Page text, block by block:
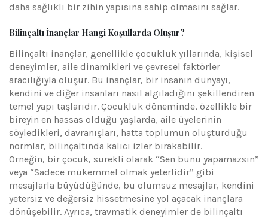
daha sağlıklı bir zihin yapısına sahip olmasını sağlar.
Bilinçaltı İnançlar Hangi Koşullarda Oluşur?
Bilinçaltı inançlar, genellikle çocukluk yıllarında, kişisel
deneyimler, aile dinamikleri ve çevresel faktörler
aracılığıyla oluşur. Bu inançlar, bir insanın dünyayı,
kendini ve diğer insanları nasıl algıladığını şekillendiren
temel yapı taşlarıdır. Çocukluk döneminde, özellikle bir
bireyin en hassas olduğu yaşlarda, aile üyelerinin
söyledikleri, davranışları, hatta toplumun oluşturduğu
normlar, bilinçaltında kalıcı izler bırakabilir.
Örneğin, bir çocuk, sürekli olarak “Sen bunu yapamazsın”
veya “Sadece mükemmel olmak yeterlidir” gibi
mesajlarla büyüdüğünde, bu olumsuz mesajlar, kendini
yetersiz ve değersiz hissetmesine yol açacak inançlara
dönüşebilir. Ayrıca, travmatik deneyimler de bilinçaltı